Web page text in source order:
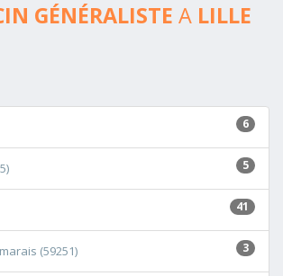
GÉNÉRALISTE A LILLE
6
5
41
3
(59251)